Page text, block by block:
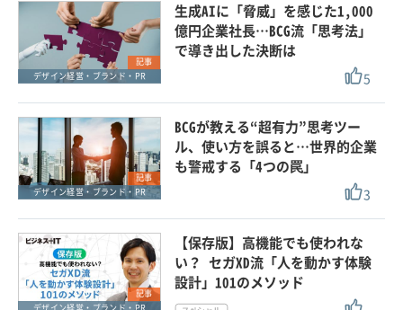
記事
デザイン経営・ブランド・PR
生成AIに「脅威」を感じた1,000
億円企業社長…BCG流「思考法」
で導き出した決断は
5
記事
デザイン経営・ブランド・PR
BCGが教える“超有力”思考ツー
ル、使い方を誤ると…世界的企業
も警戒する「4つの罠」
3
記事
デザイン経営・ブランド・PR
【保存版】高機能でも使われな
い？ セガXD流「人を動かす体験
設計」101のメソッド